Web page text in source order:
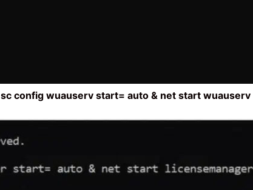
sc config wuauserv start= auto & net start wuauserv